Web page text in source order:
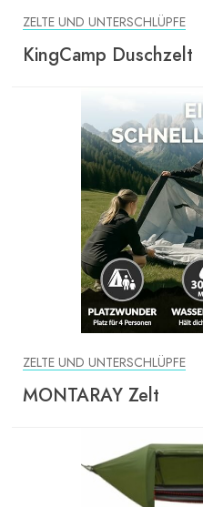
ZELTE UND UNTERSCHLÜPFE
KingCamp Duschzelt
ZELTE UND UNTERSCHLÜPFE
MONTARAY Zelt